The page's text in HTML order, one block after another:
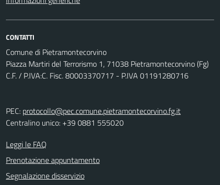
CONTATTI
Comune di Pietramontecorvino
Piazza Martiri del Terrorismo 1, 71038 Pietramontecorvino (Fg)
C.F. / P.IVA:C. Fisc. 80003370717 - P.IVA 01191280716
PEC: protocollo@pec.comune.pietramontecorvino.fg.it
Centralino unico: +39 0881 555020
Leggi le FAQ
Prenotazione appuntamento
Segnalazione disservizio